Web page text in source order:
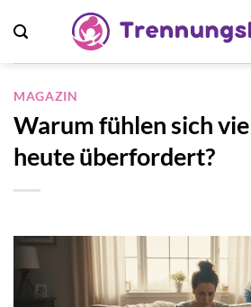
Inhalt
springen
MAGAZIN
Warum fühlen sich
heute überfordert?